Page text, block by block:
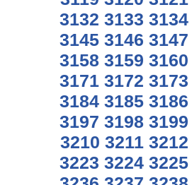
3132 3133 3134
3145 3146 3147
3158 3159 3160
3171 3172 3173
3184 3185 3186
3197 3198 3199
3210 3211 3212
3223 3224 3225